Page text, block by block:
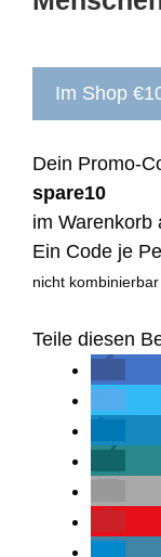
Im Shop
Dein Promo-
spare10
im Warenkorb
Ein Code je
nicht
Teile diesen